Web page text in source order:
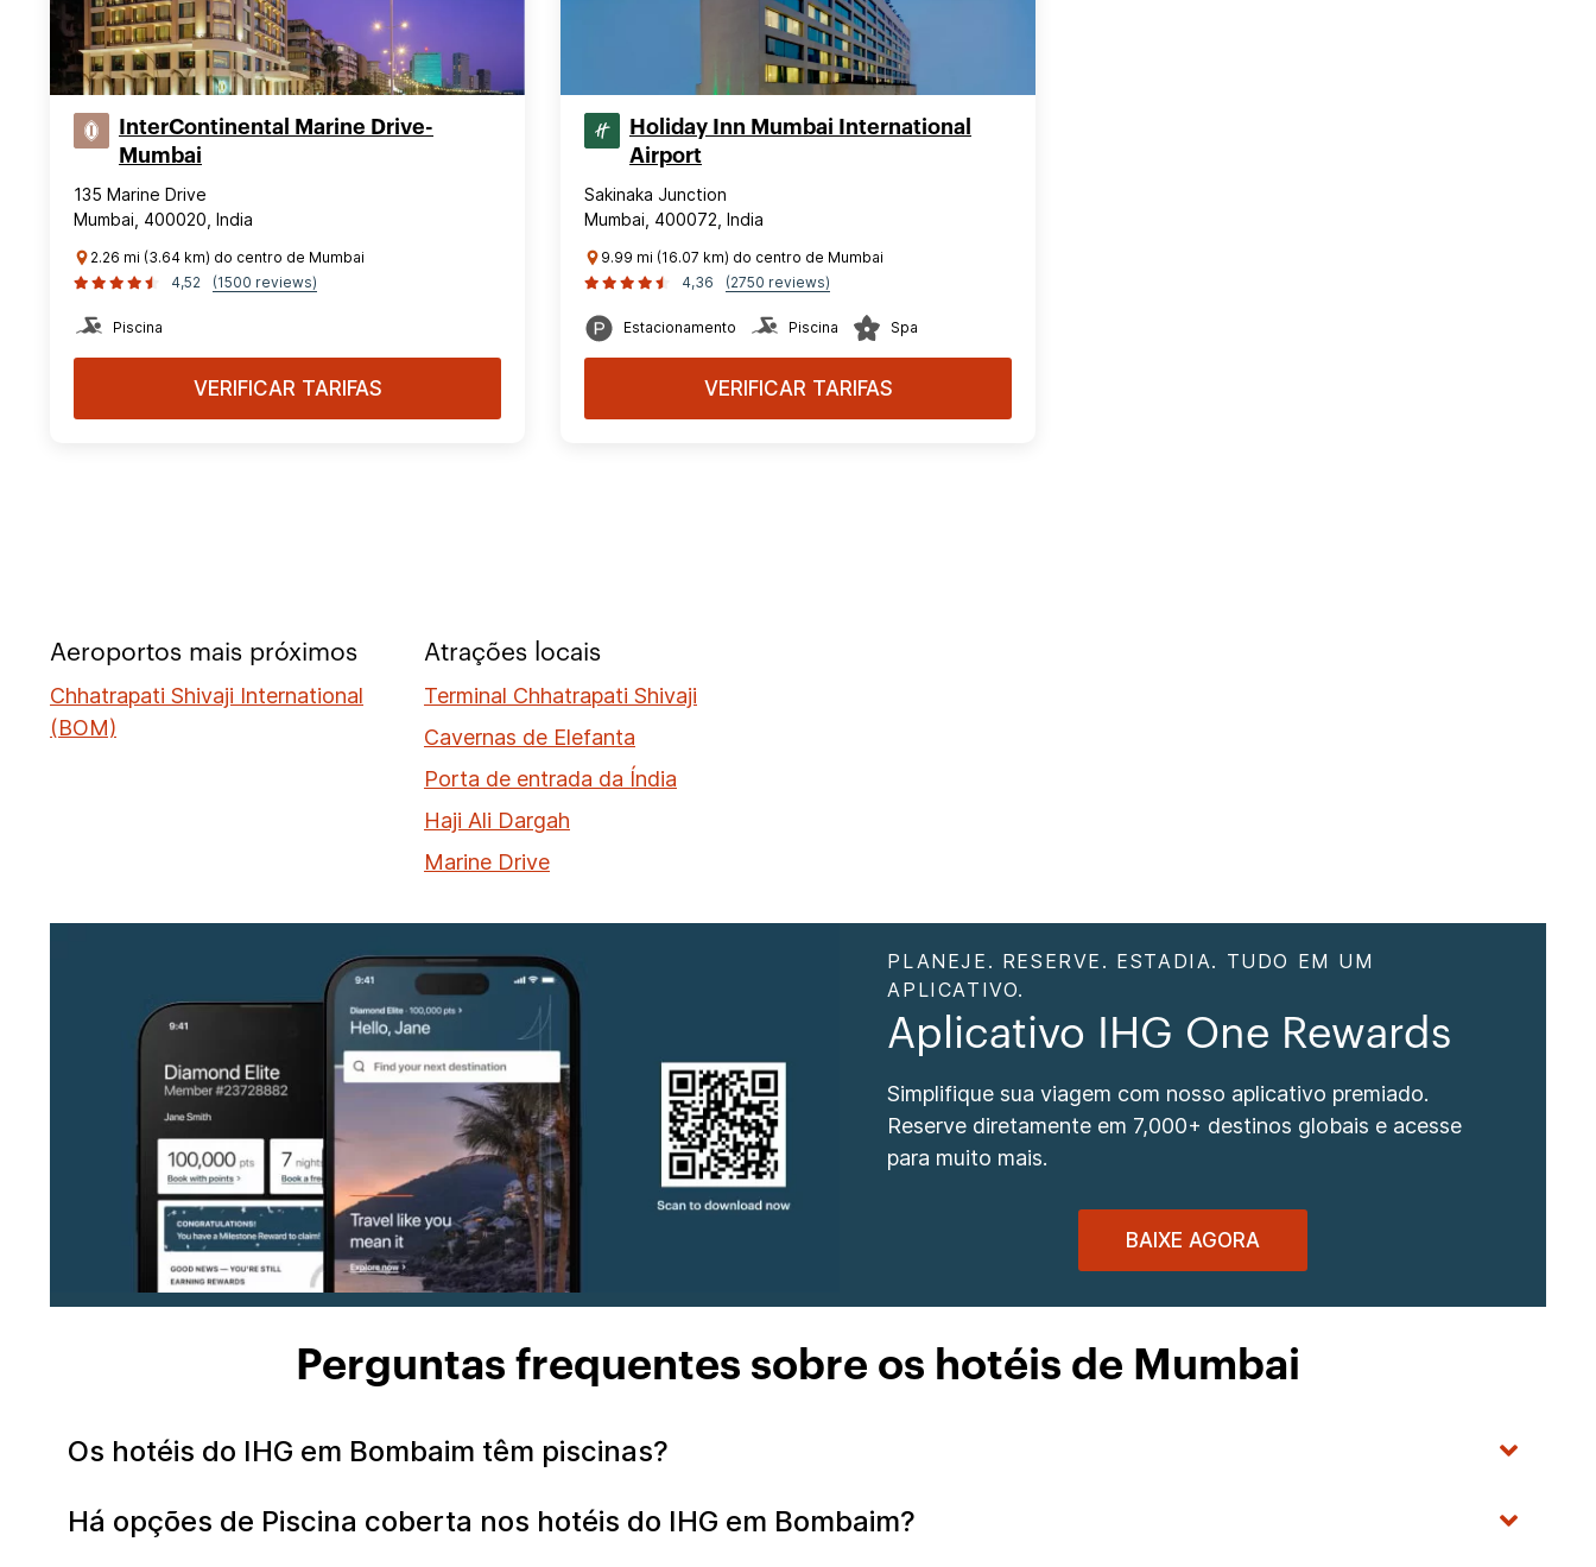
InterContinental Marine Drive-
Mumbai
135 Marine Drive
Mumbai, 400020, India
2.26 mi (3.64 km) do centro de Mumbai
4,52
(1500 reviews)
Piscina
VERIFICAR TARIFAS
Holiday Inn Mumbai International
Airport
Sakinaka Junction
Mumbai, 400072, India
9.99 mi (16.07 km) do centro de Mumbai
4,36
(2750 reviews)
Estacionamento Piscina Spa
VERIFICAR TARIFAS
Aeroportos mais próximos
Chhatrapati Shivaji International
(BOM)
Atrações locais
Terminal Chhatrapati Shivaji
Cavernas de Elefanta
Porta de entrada da Índia
Haji Ali Dargah
Marine Drive
PLANEJE. RESERVE. ESTADIA. TUDO EM UM
APLICATIVO.
Aplicativo IHG One Rewards
Simplifique sua viagem com nosso aplicativo premiado.
Reserve diretamente em 7,000+ destinos globais e acesse
para muito mais.
BAIXE AGORA
Perguntas frequentes sobre os hotéis de Mumbai
Os hotéis do IHG em Bombaim têm piscinas?
Há opções de Piscina coberta nos hotéis do IHG em Bombaim?